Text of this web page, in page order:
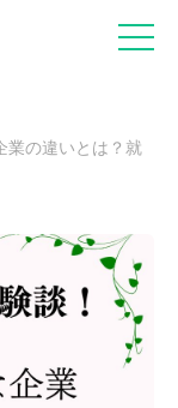
業の違いとは？就